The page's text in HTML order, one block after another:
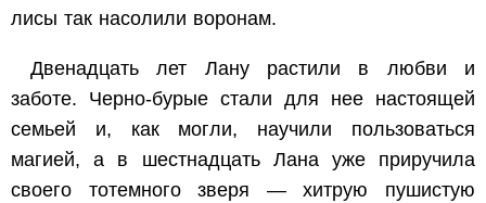
лисы так насолили воронам.
Двенадцать лет Лану растили в любви и
заботе. Черно-бурые стали для нее настоящей
семьей и, как могли, научили пользоваться
магией, а в шестнадцать Лана уже приручила
своего тотемного зверя — хитрую пушистую